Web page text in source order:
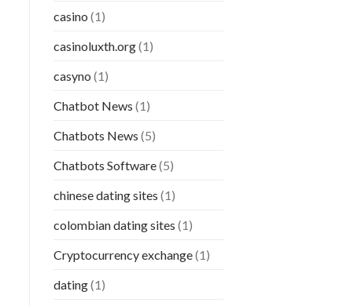
casino (1)
casinoluxth.org(1)
casyno (1)
Chatbot News (1)
Chatbots News (5)
Chatbots Software(5)
chinese dating sites (1)
colombian dating sites (1)
Cryptocurrency exchange(1)
dating(1)